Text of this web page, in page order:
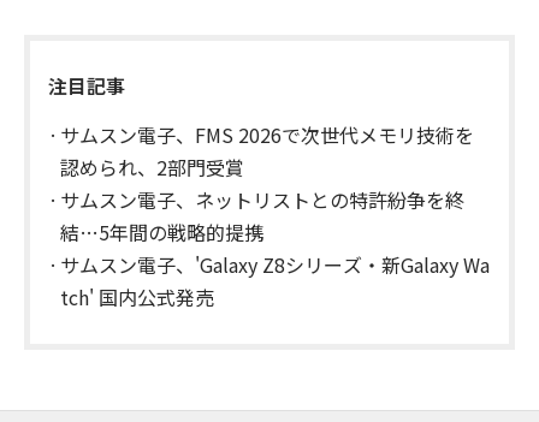
注目記事
サムスン電子、FMS 2026で次世代メモリ技術を
認められ、2部門受賞
サムスン電子、ネットリストとの特許紛争を終
結…5年間の戦略的提携
サムスン電子、'Galaxy Z8シリーズ・新Galaxy Wa
tch' 国内公式発売